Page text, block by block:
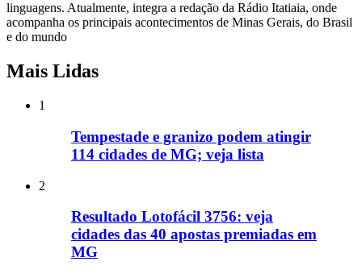
linguagens. Atualmente, integra a redação da Rádio Itatiaia, onde
acompanha os principais acontecimentos de Minas Gerais, do Brasil
e do mundo
Mais Lidas
1
Tempestade e granizo podem atingir
114 cidades de MG; veja lista
2
Resultado Lotofácil 3756: veja
cidades das 40 apostas premiadas em
MG